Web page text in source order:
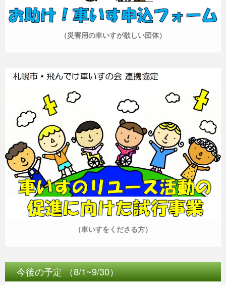
（災害用の車いすが欲しい団体）
（車いすをくださる方）
今後の予定 （8/1~9/30）